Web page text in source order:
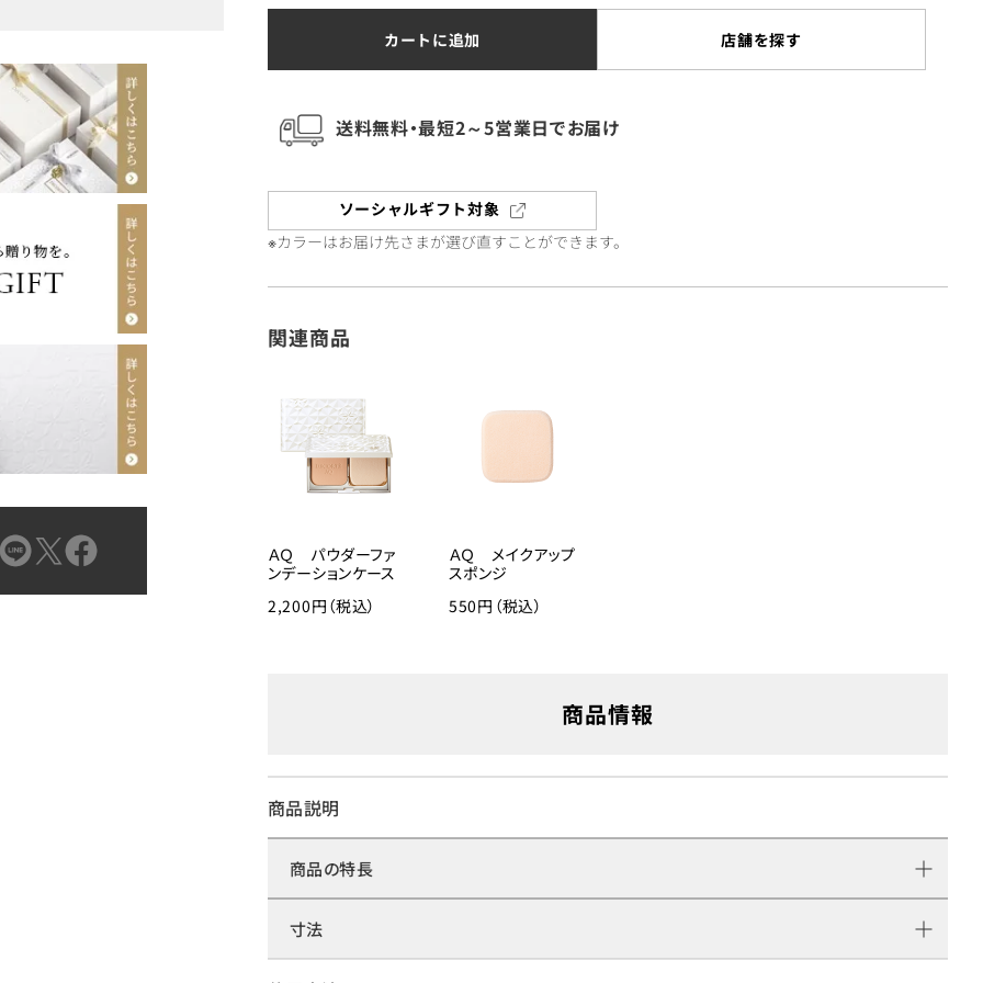
カートに追加 店舗を探す
送料無料・最短2～5営業日でお届け
ソーシャルギフト対象
※カラーはお届け先さまが選び直すことができます。
関連商品
ＡＱ パウダーファ
ンデーションケース
2,200円（税込）
ＡＱ メイクアップ
スポンジ
550円（税込）
商品情報
商品説明
商品の特長
寸法